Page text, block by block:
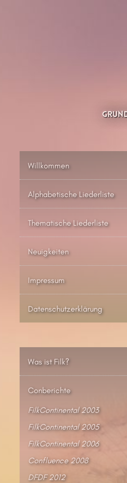
Thesilée –
Willkommen
Alphabetische Liederliste
Thematische Liederliste
Neuigkeiten
Impressum
Datenschutzerklärung
Was ist Filk?
Conberichte
FilkContinental 2003
FilkContinental 2005
FilkContinental 2006
Confluence 2008
DFDF 2012